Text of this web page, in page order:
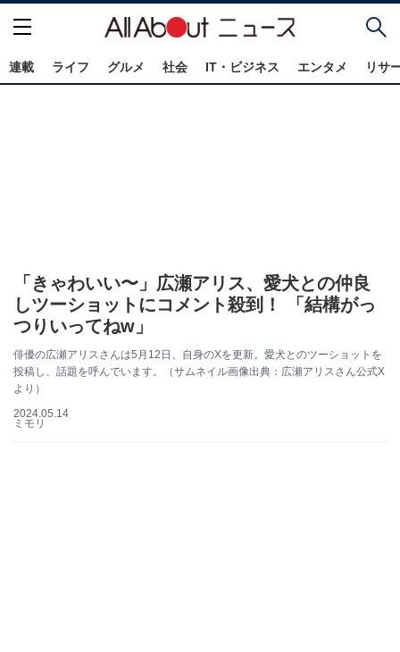
連載 ライフ グルメ 社会 IT・ビジネス エンタメ リサ
「きゃわいい〜」広瀬アリス、愛犬との仲良
しツーショットにコメント殺到！ 「結構がっ
つりいってねw」
俳優の広瀬アリスさんは5月12日、自身のXを更新。愛犬とのツーショットを
投稿し、話題を呼んでいます。（サムネイル画像出典：広瀬アリスさん公式X
より）
2024.05.14
ミモリ